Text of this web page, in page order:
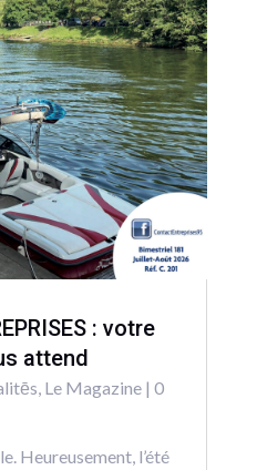
: votre
attend
Le Magazine| 0
Heureusement, l’été